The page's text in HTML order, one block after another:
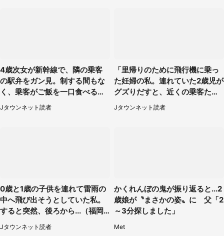
4歳次女が新幹線で、隣の乗客
の駅弁をガン見。制する間もな
く、乗客がご飯を一口食べると
（茨城県・50代女性）
Jタウンネット読者
「里帰りのために飛行機に乗っ
た妊婦の私。連れていた2歳児が
グズりだすと、近くの乗客たち
が」（愛知県・40代女性）
Jタウンネット読者
0歳と1歳の子供を連れて雷雨の
中へ飛び出そうとしていた私。
すると突然、後ろから...（福岡
県・30代女性）
Jタウンネット読者
かくれんぼの鬼が振り返ると...2
歳娘が〝まさかの姿〟に 父「2
～3分探しました」
Met